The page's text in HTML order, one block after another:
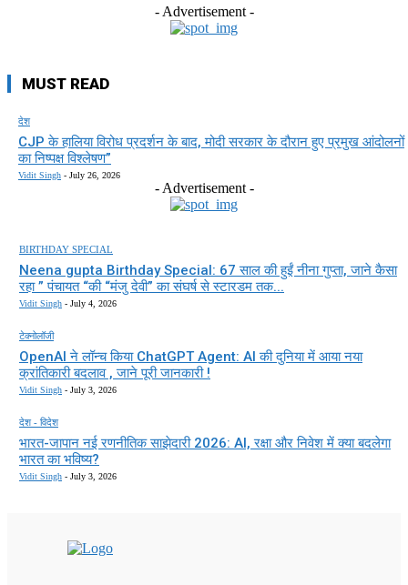
- Advertisement -
MUST READ
देश
CJP के हालिया विरोध प्रदर्शन के बाद, मोदी सरकार के दौरान हुए प्रमुख आंदोलनों
का निष्पक्ष विश्लेषण”
Vidit Singh - July 26, 2026
- Advertisement -
BIRTHDAY SPECIAL
Neena gupta Birthday Special: 67 साल की हुईं नीना गुप्ता, जाने कैसा
रहा ” पंचायत “की “मंजु देवी” का संघर्ष से स्टारडम तक...
Vidit Singh - July 4, 2026
टेक्नोलॉजी
OpenAI ने लॉन्च किया ChatGPT Agent: AI की दुनिया में आया नया
क्रांतिकारी बदलाव , जाने पूरी जानकारी !
Vidit Singh - July 3, 2026
देश - विदेश
भारत-जापान नई रणनीतिक साझेदारी 2026: AI, रक्षा और निवेश में क्या बदलेगा
भारत का भविष्य?
Vidit Singh - July 3, 2026